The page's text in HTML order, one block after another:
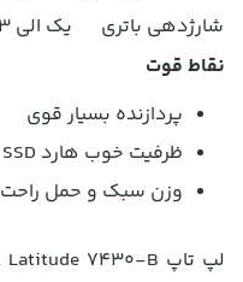
شارژدهی باتری
یک الی 3 ساعت
نقاط قوت
پردازنده بسیار قوی
ظرفیت خوب هارد SSD
وزن سبک و حمل راحت
لپ تاپ Dell Latitude 7430-B